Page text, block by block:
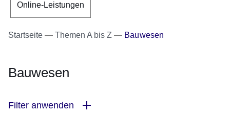
Online-Leistungen
Startseite Themen A bis Z Bauwesen
Bauwesen
Filter anwenden